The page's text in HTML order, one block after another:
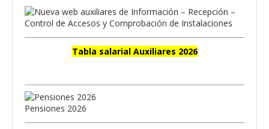
Tabla salarial Auxiliares 2026
Pensiones 2026